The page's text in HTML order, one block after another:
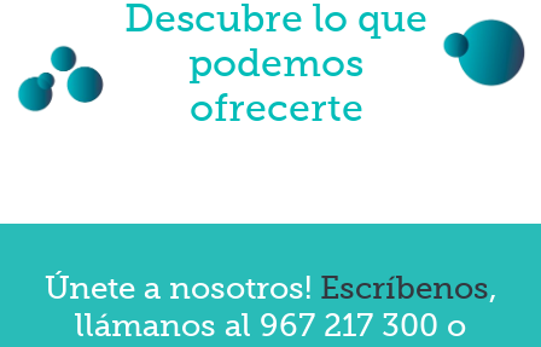
Descubre lo que
podemos
ofrecerte
Únete a nosotros! Escríbenos,
llámanos al 967 217 300 o